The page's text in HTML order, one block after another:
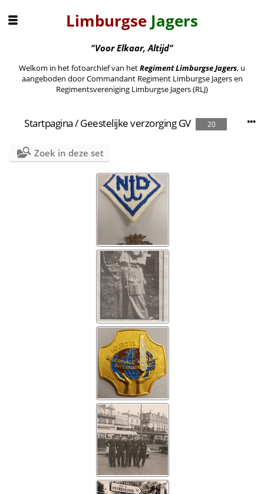
Limburgse Jagers
"Voor Elkaar, Altijd"
Welkom in het fotoarchief van hetRegiment Limburgse Jagers, u
aangeboden door Commandant Regiment Limburgse Jagers en
Regimentsvereniging Limburgse Jagers (RLJ)
Startpagina/Geestelijke verzorging GV 20
Zoek in deze set